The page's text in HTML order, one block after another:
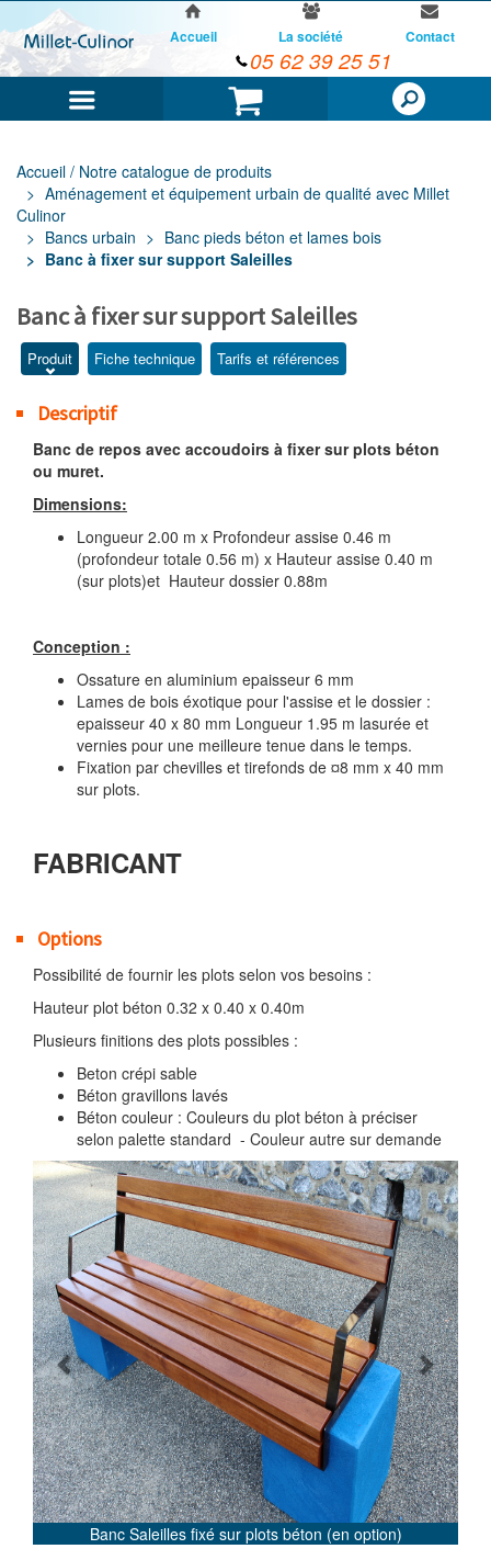
Panier
Accueil La société Contact
05 62 39 25 51
Accueil / Notre catalogue de produits
Aménagement et équipement urbain de qualité avec Millet
Culinor
Bancs urbain
Banc pieds béton et lames bois
Banc à fixer sur support Saleilles
Banc à fixer sur support Saleilles
Produit Fiche technique Tarifs et références
Descriptif
Banc de repos avec accoudoirs à fixer sur plots béton
ou muret.
Dimensions:
Longueur 2.00 m x Profondeur assise 0.46 m
(profondeur totale 0.56 m) x Hauteur assise 0.40 m
(sur plots)et Hauteur dossier 0.88m
Conception :
Ossature en aluminium epaisseur 6 mm
Lames de bois éxotique pour l'assise et le dossier :
epaisseur 40 x 80 mm Longueur 1.95 m lasurée et
vernies pour une meilleure tenue dans le temps.
Fixation par chevilles et tirefonds de ¤8 mm x 40 mm
sur plots.
FABRICANT
Options
Possibilité de fournir les plots selon vos besoins :
Hauteur plot béton 0.32 x 0.40 x 0.40m
Plusieurs finitions des plots possibles :
Beton crépi sable
Béton gravillons lavés
Béton couleur : Couleurs du plot béton à préciser
selon palette standard - Couleur autre sur demande
Banc Saleilles fixé sur plots béton (en option)
Previous Next